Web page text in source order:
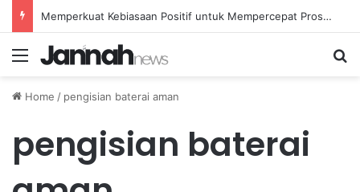
Memperkuat Kebiasaan Positif untuk Mempercepat Proses Pemulihan Mental Anda
Menu
Home / pengisian baterai aman
pengisian baterai